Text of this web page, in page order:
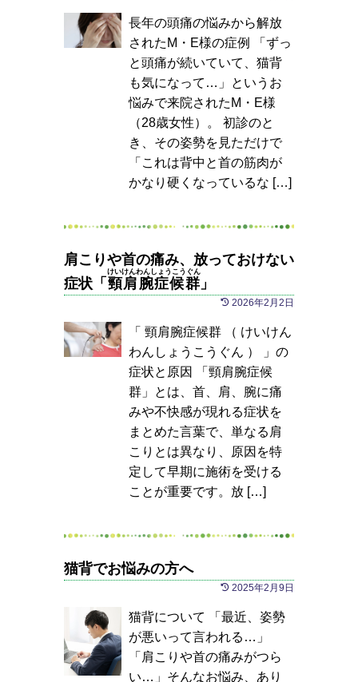
長年の頭痛の悩みから解放
されたM・E様の症例 「ずっ
と頭痛が続いていて、猫背
も気になって…」というお
悩みで来院されたM・E様
（28歳女性）。 初診のと
き、その姿勢を見ただけで
「これは背中と首の筋肉が
かなり硬くなっているな […]
肩こりや首の痛み、放っておけない
症状「 頸肩腕症候群
けいけんわんしょうこうぐん
」
2026年2月2日
「 頸肩腕症候群 （ けいけん
わんしょうこうぐん ） 」の
症状と原因 「頸肩腕症候
群」とは、首、肩、腕に痛
みや不快感が現れる症状を
まとめた言葉で、単なる肩
こりとは異なり、原因を特
定して早期に施術を受ける
ことが重要です。放 […]
猫背でお悩みの方へ
2025年2月9日
猫背について 「最近、姿勢
が悪いって言われる…」
「肩こりや首の痛みがつら
い…」そんなお悩み、あり